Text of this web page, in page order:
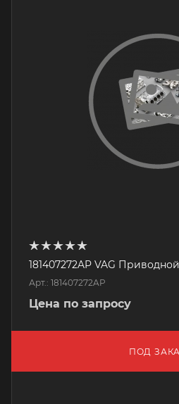
181407272AP VAG
Арт.: 181407272AP
Цена по запросу
ПОД